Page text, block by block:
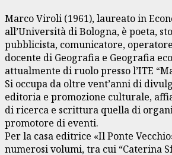
Marco Viroli (1961), laureato in
all’Università di Bologna, è poeta,
pubblicista, comunicatore,
docente di Geografia e Geografia
attualmente di ruolo presso l’ITE
Si occupa da oltre vent’anni di
editoria e promozione culturale,
di ricerca e scrittura quella di
promotore di eventi.
Per la casa editrice «Il Ponte
numerosi volumi, tra cui “Caterina